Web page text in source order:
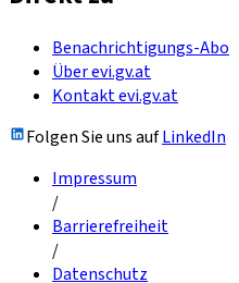
Benachrichtigungs-Abo
Über evi.gv.at
Kontakt evi.gv.at
Folgen Sie uns aufLinkedIn
Impressum
/
Barrierefreiheit
/
Datenschutz